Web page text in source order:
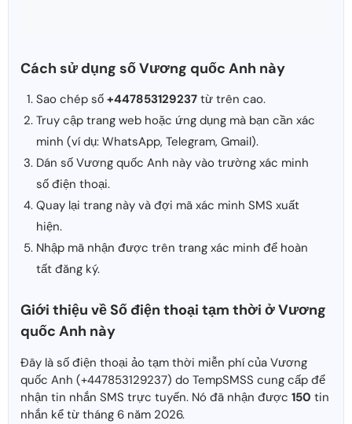
Cách sử dụng số Vương quốc Anh này
Sao chép số +447853129237 từ trên cao.
Truy cập trang web hoặc ứng dụng mà bạn cần xác
minh (ví dụ: WhatsApp, Telegram, Gmail).
Dán số Vương quốc Anh này vào trường xác minh
số điện thoại.
Quay lại trang này và đợi mã xác minh SMS xuất
hiện.
Nhập mã nhận được trên trang xác minh để hoàn
tất đăng ký.
Giới thiệu về Số điện thoại tạm thời ở Vương
quốc Anh này
Đây là số điện thoại ảo tạm thời miễn phí của Vương
quốc Anh (+447853129237) do TempSMSS cung cấp để
nhận tin nhắn SMS trực tuyến. Nó đã nhận được 150 tin
nhắn kể từ tháng 6 năm 2026.